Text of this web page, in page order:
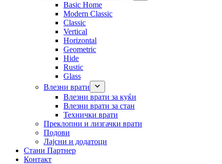
Basic Home
Modern Classic
Classic
Vertical
Horizontal
Geometric
Hide
Rustic
Glass
Влезни врати
Влезни врати за куќи
Влезни врати за стан
Технички врати
Преклопни и лизгачки врати
Подови
Лајсни и додатоци
Стани Партнер
Контакт